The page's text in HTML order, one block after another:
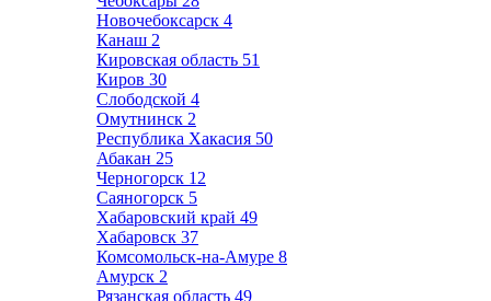
Новочебоксарск 4
Канаш 2
Кировская область 51
Киров 30
Слободской 4
Омутнинск 2
Республика Хакасия 50
Абакан 25
Черногорск 12
Саяногорск 5
Хабаровский край 49
Хабаровск 37
Комсомольск-на-Амуре 8
Амурск 2
Рязанская область 49